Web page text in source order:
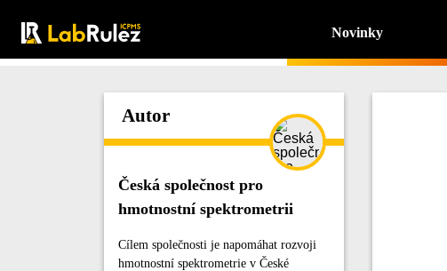
Novinky
Autor
Česká společnost pro
hmotnostní spektrometrii
Cílem společnosti je napomáhat rozvoji
hmotnostní spektrometrie v České